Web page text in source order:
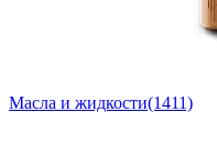
Масла и жидкости(1411)